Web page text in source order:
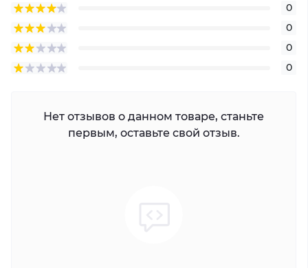
0
0
0
0
Нет отзывов о данном товаре, станьте
первым, оставьте свой отзыв.